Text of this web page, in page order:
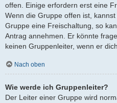
offen. Einige erfordern erst eine
Wenn die Gruppe offen ist,
Gruppe eine Freischaltung, so
Antrag annehmen. Er könnte
keinen Gruppenleiter, wenn er
Nach oben
Wie werde ich Gruppenleiter?
Der Leiter einer Gruppe wird